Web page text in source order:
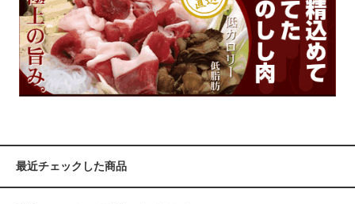
最近チェックした商品